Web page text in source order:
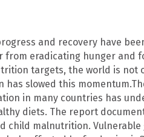
and recovery have
from eradicating hunger and
targets, the world is not
has slowed this
in many countries has
diets. The report
child malnutrition.